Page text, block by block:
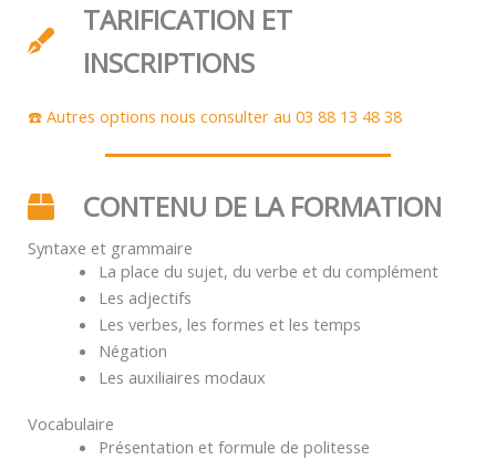
TARIFICATION ET
INSCRIPTIONS
☎️ Autres options nous consulter au 03 88 13 48 38
CONTENU DE LA FORMATION
Syntaxe et grammaire
La place du sujet, du verbe et du complément
Les adjectifs
Les verbes, les formes et les temps
Négation
Les auxiliaires modaux
Vocabulaire
Présentation et formule de politesse